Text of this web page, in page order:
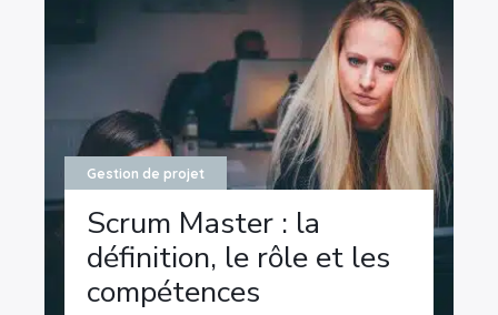
Gestion de projet
Scrum Master : la
définition, le rôle et les
compétences